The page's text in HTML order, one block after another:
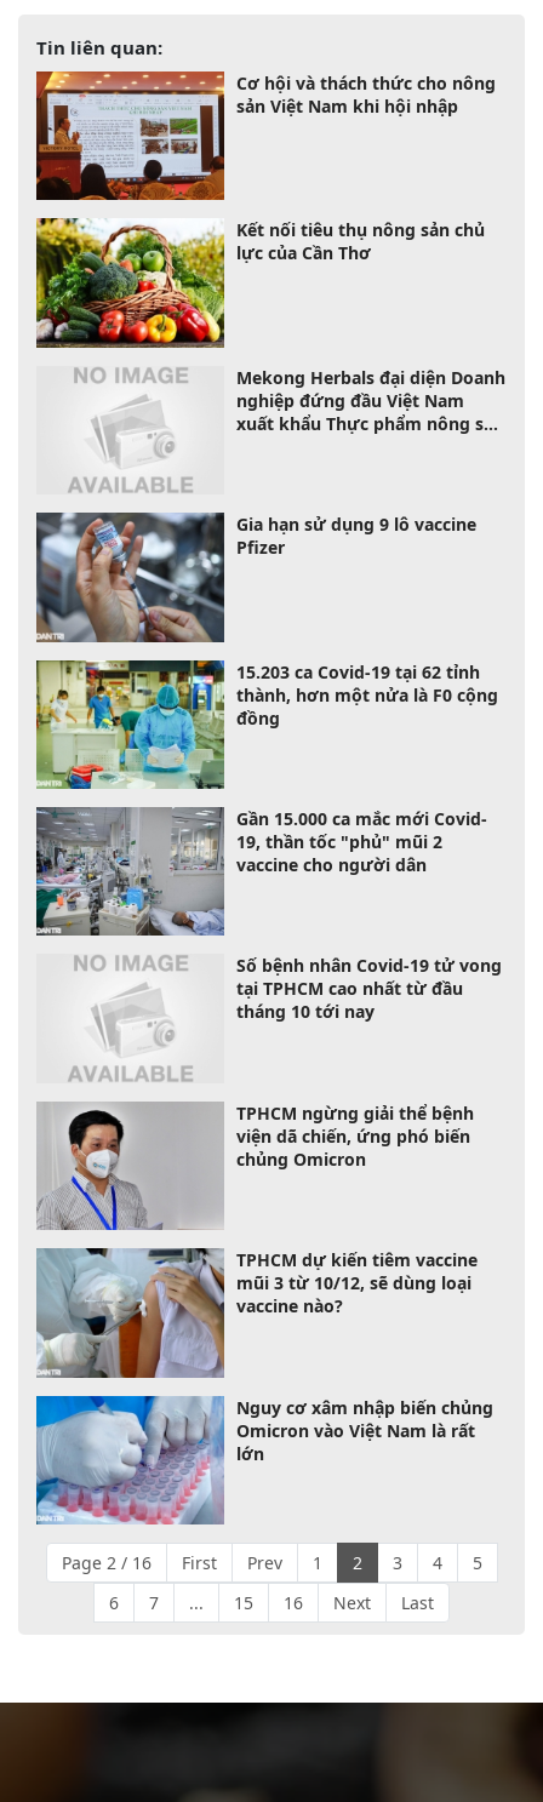
Tin liên quan:
Cơ hội và thách thức cho nông
sản Việt Nam khi hội nhập
Kết nối tiêu thụ nông sản chủ
lực của Cần Thơ
Mekong Herbals đại diện Doanh
nghiệp đứng đầu Việt Nam
xuất khẩu Thực phẩm nông sản
Gia hạn sử dụng 9 lô vaccine
Pfizer
15.203 ca Covid-19 tại 62 tỉnh
thành, hơn một nửa là F0 cộng
đồng
Gần 15.000 ca mắc mới Covid-
19, thần tốc "phủ" mũi 2
vaccine cho người dân
Số bệnh nhân Covid-19 tử vong
tại TPHCM cao nhất từ đầu
tháng 10 tới nay
TPHCM ngừng giải thể bệnh
viện dã chiến, ứng phó biến
chủng Omicron
TPHCM dự kiến tiêm vaccine
mũi 3 từ 10/12, sẽ dùng loại
vaccine nào?
Nguy cơ xâm nhập biến chủng
Omicron vào Việt Nam là rất
lớn
Page 2 / 16 First Prev 1 2 3 4
5
6
7 ... 15 16 Next Last